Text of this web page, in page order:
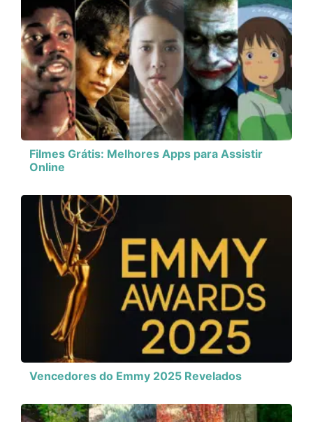
Filmes Grátis: Melhores Apps para Assistir
Online
Vencedores do Emmy 2025 Revelados